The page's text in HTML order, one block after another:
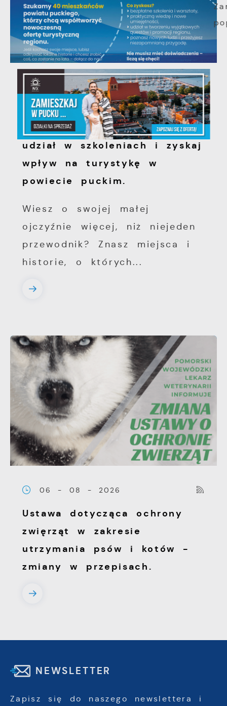
10 - 08 - 2026
Stwórz z nami Nadbałtyckie
Centrum Questingu, weź
udział w szkoleniach i zyskaj
wpływ na turystykę w
powiecie puckim.
Wiesz o swojej małej
ojczyźnie więcej, niż niejeden
przewodnik? Znasz miejsca i
historie, o których...
06 - 08 - 2026
Ustawa dotycząca ochrony
zwięrząt w zakresie
utrzymania psów i kotów -
zmiany w przepisach.
NEWSLETTER
Zapisz się do naszego newslettera i